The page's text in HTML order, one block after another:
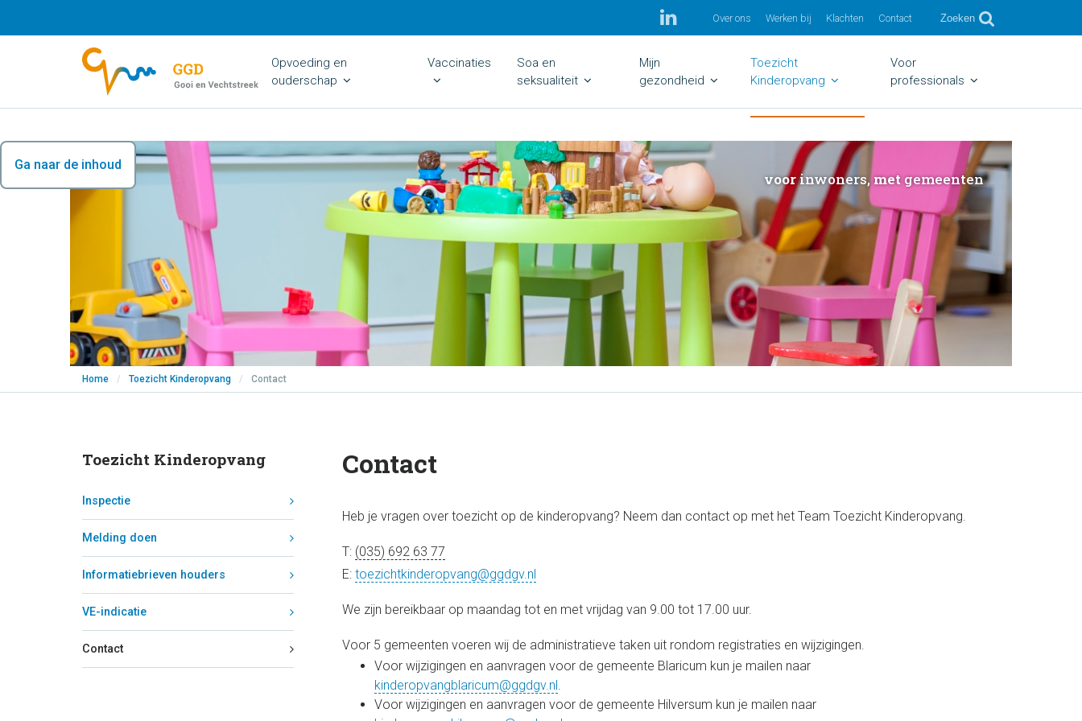
Ga naar de inhoud
Over ons Werken bij Klachten Contact Zoeken
Opvoeding en
ouderschap
Vaccinaties
Soa en
seksualiteit
Mijn
gezondheid
Toezicht
Kinderopvang
Voor
professionals
voorinwoners,metgemeenten
Home / Toezicht Kinderopvang / Contact
Toezicht Kinderopvang
Inspectie
Melding doen
Informatiebrieven houders
VE-indicatie
Contact
Contact
Heb je vragen over toezicht op de kinderopvang? Neem dan contact op met het Team Toezicht Kinderopvang.
T: (035) 692 63 77
E: toezichtkinderopvang@ggdgv.nl
We zijn bereikbaar op maandag tot en met vrijdag van 9.00 tot 17.00 uur.
Voor 5 gemeenten voeren wij de administratieve taken uit rondom registraties en wijzigingen.
Voor wijzigingen en aanvragen voor de gemeente Blaricum kun je mailen naar
kinderopvangblaricum@ggdgv.nl.
Voor wijzigingen en aanvragen voor de gemeente Hilversum kun je mailen naar